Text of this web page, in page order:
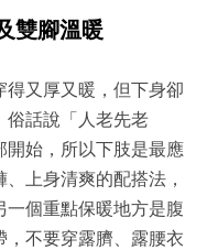
雙腳溫暖
又厚又暖，但下身卻
俗話說「人老先老
開始，所以下肢是最應
上身清爽的配搭法，
個重點保暖地方是腹
不要穿露臍、露腰衣